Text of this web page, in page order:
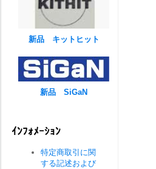
新品 キットヒット
新品 SiGaN
ｲﾝﾌｫﾒｰｼｮﾝ
特定商取引に関
する記述および